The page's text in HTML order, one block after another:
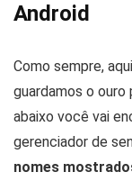
Android
Como sempre,
guardamos o
abaixo você vai
gerenciador de
nomes